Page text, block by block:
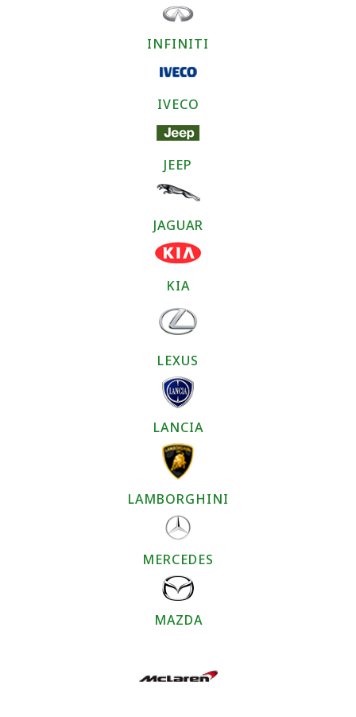
INFINITI
IVECO
JEEP
JAGUAR
KIA
LEXUS
LANCIA
LAMBORGHINI
MERCEDES
MAZDA